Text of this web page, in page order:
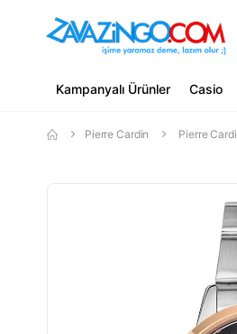
Kampanyalı Ürünler Casio
Pierre Cardin Pierre